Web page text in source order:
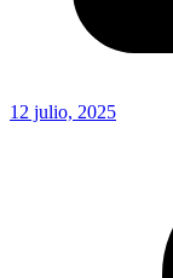
12 julio, 2025